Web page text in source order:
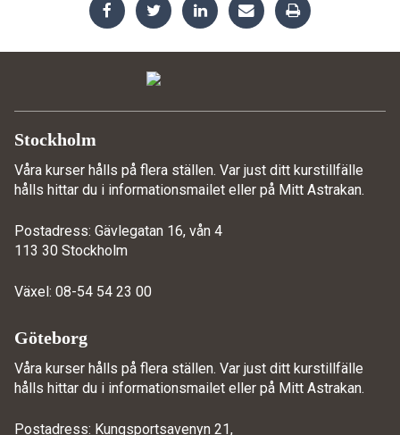
Stockholm
Våra kurser hålls på flera ställen. Var just ditt kurstillfälle
hålls hittar du i informationsmailet eller på Mitt Astrakan.
Postadress: Gävlegatan 16, vån 4
113 30 Stockholm
Växel: 08-54 54 23 00
Göteborg
Våra kurser hålls på flera ställen. Var just ditt kurstillfälle
hålls hittar du i informationsmailet eller på Mitt Astrakan.
Postadress: Kungsportsavenyn 21,